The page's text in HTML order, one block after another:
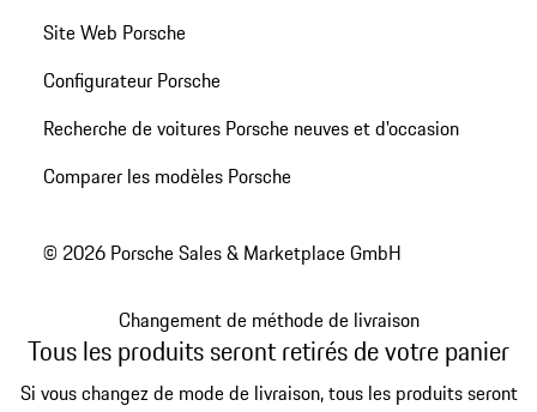
Site Web Porsche
Configurateur Porsche
Recherche de voitures Porsche neuves et d'occasion
Comparer les modèles Porsche
© 2026 Porsche Sales & Marketplace GmbH
Changement de méthode de livraison
Tous les produits seront retirés de votre panier
Si vous changez de mode de livraison, tous les produits seront